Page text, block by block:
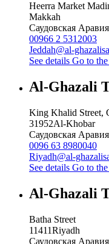
Heerra Market
Makkah
Саудовская Аравия
00966 2 5312003
Jeddah@al-
See details Go to
Al-Ghazali
King Khalid Street,
31952Al-Khobar
Саудовская Аравия
0096 63 8980040
Riyadh@al-
See details Go to
Al-Ghazali
Batha Street
11411Riyadh
Саудовская Аравия